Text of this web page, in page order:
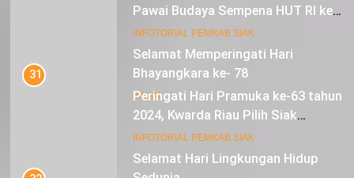
Selamat Memperingati Hari
Bhayangkara ke- 78
IKLAN
Selamat Hari Lingkungan Hidup
Pawai Budaya Sempena HUT RI ke-
79
INFOTORIAL PEMKAB SIAK
31
Peringati Hari Pramuka ke-63 tahun
2024, Kwarda Riau Pilih Siak
Sebagai Tuan Rumah
INFOTORIAL PEMKAB SIAK